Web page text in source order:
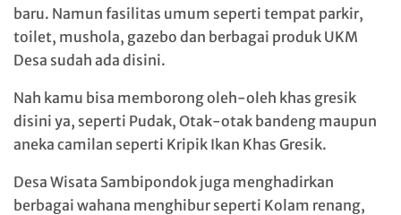
baru. Namun fasilitas umum seperti tempat parkir,
toilet, mushola, gazebo dan berbagai produk UKM
Desa sudah ada disini.
Nah kamu bisa memborong oleh-oleh khas gresik
disini ya, seperti Pudak, Otak-otak bandeng maupun
aneka camilan seperti Kripik Ikan Khas Gresik.
Desa Wisata Sambipondok juga menghadirkan
berbagai wahana menghibur seperti Kolam renang,